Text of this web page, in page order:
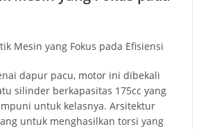
dapur pacu, motor ini dibekali
silinder berkapasitas 175cc yang
untuk kelasnya. Arsitektur
untuk menghasilkan torsi yang